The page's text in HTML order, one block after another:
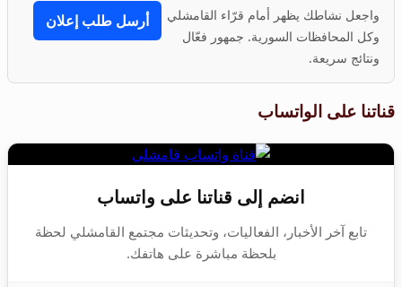
واجعل نشاطك يظهر أمام قرّاء القامشلي
وكل المحافظات السورية. جمهور فعّال
ونتائج سريعة.
أرسل طلب إعلان
قناتنا على الواتساب
انضم إلى قناتنا على واتساب
تابع آخر الأخبار، الفعاليات، وتحديثات مجتمع القامشلي لحظة
بلحظة مباشرة على هاتفك.